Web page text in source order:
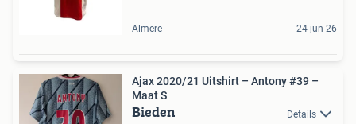
Almere 24 jun 26
Ajax 2020/21 Uitshirt – Antony #39 –
Maat S
Bieden Details